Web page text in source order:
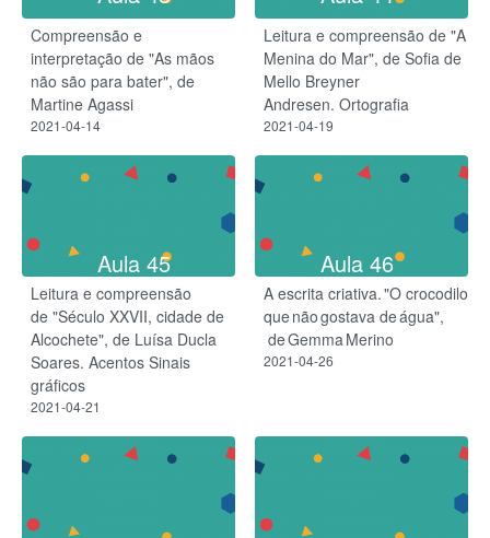
Compreensão e
interpretação de "As mãos
não são para bater", de
Martine Agassi
2021-04-14
Leitura e compreensão de "A
Menina do Mar", de Sofia de
Mello Breyner
Andresen. Ortografia
2021-04-19
Aula 45
Leitura e compreensão
de "Século XXVII, cidade de
Alcochete", de Luísa Ducla
Soares. Acentos Sinais
gráficos
2021-04-21
Aula 46
A escrita criativa. "O crocodilo
que não gostava de água",​
de Gemma Merino
2021-04-26